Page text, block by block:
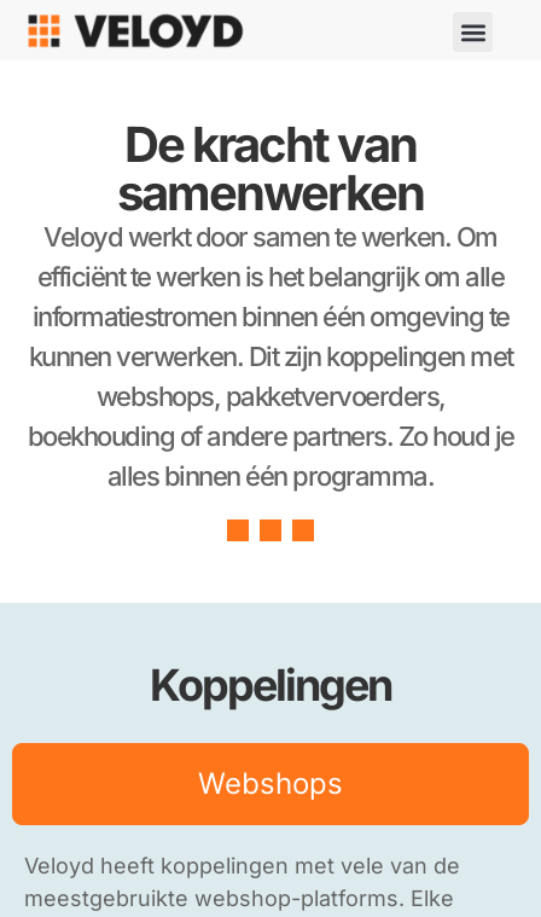
De kracht van
samenwerken
Veloyd werkt door samen te werken. Om
efficiënt te werken is het belangrijk om alle
informatiestromen binnen één omgeving te
kunnen verwerken. Dit zijn koppelingen met
webshops, pakketvervoerders,
boekhouding of andere partners. Zo houd je
alles binnen één programma.
Koppelingen
Webshops
Veloyd heeft koppelingen met vele van de
meestgebruikte webshop-platforms. Elke